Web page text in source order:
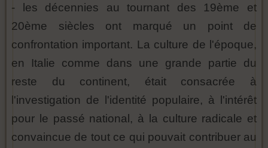
- les décennies au tournant des 19ème et
20ème siècles ont marqué un point de
confrontation important. La culture de l'époque,
en Italie comme dans une grande partie du
reste du continent, était consacrée à
l'investigation de l'identité populaire, à l'intérêt
pour le passé national, à la culture radicale et
convaincue de tout ce qui pouvait contribuer au